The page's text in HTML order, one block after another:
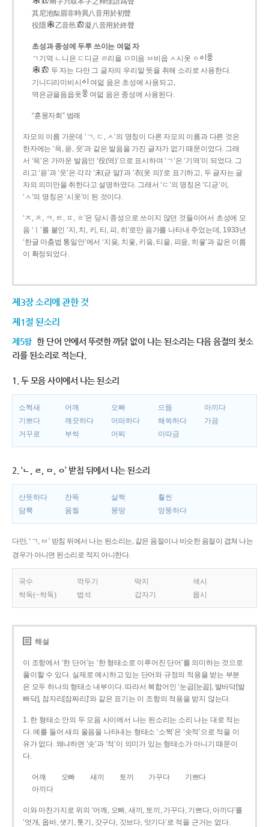
其尼池梨眉非時異八音用於初聲
役隱
乙音邑 凝八音用於終聲
초성과 종성에 두루 쓰이는 여덟 자
ㄱ기역 ㄴ니은 ㄷ디귿 ㄹ리을 ㅁ미음 ㅂ비읍 ㅅ시옷 ㆁ
두 자는 다만 그 글자의 우리말 뜻을 취해 소리로 사용한다.
기니디리미비시
여덟 음은 초성에 사용되고,
역은귿을음읍옷
여덟 음은 종성에 사용된다.
“훈몽자회” 범례
자모의 이름 가운데 ‘ㄱ, ㄷ, ㅅ’의 명칭이 다른 자모의 이름과 다른 것은
한자에는 ‘윽, 읃, 읏’과 같은 발음을 가진 글자가 없기 때문이었다. 그래
서 ‘윽’은 가까운 발음인 ‘役(역)’으로 표시하여 ‘ㄱ’은 ‘기역’이 되었다. 그
리고 ‘읃’과 ‘읏’은 각각 ‘末(귿 말)’과 ‘衣(옷 의)’로 표기하고, 두 글자는 글
자의 의미만을 취한다고 설명하였다. 그래서 ‘ㄷ’의 명칭은 ‘디귿’이,
‘ㅅ’의 명칭은 ‘시옷’이 된 것이다.
‘ㅈ, ㅊ, ㅋ, ㅌ, ㅍ, ㅎ’은 당시 종성으로 쓰이지 않던 것들이어서 초성에 모
음 ‘ㅣ’를 붙인 ‘지, 치, 키, 티, 피, 히’로만 음가를 나타내 주었는데, 1933년
‘한글 마춤법 통일안’에서 ‘지읒, 치읓, 키읔, 티읕, 피읖, 히읗’과 같은 이름
이 확정되었다.
제3장 소리에 관한 것
제1절 된소리
제5항 한 단어 안에서 뚜렷한 까닭 없이 나는 된소리는 다음 음절의 첫소
리를 된소리로 적는다.
1. 두 모음 사이에서 나는 된소리
소쩍새 어깨 오빠 으뜸
아끼다
기쁘다
깨끗하다 어떠하다 해쓱하다
가끔
거꾸로
부썩 어찌 이따금
2. ‘ㄴ, ㄹ, ㅁ, ㅇ’ 받침 뒤에서 나는 된소리
산뜻하다 잔뜩 살짝
훨씬
담뿍
움찔 몽땅 엉뚱하다
다만, ‘ㄱ, ㅂ’ 받침 뒤에서 나는 된소리는, 같은 음절이나 비슷한 음절이 겹쳐 나는
경우가 아니면 된소리로 적지 아니한다.
국수 깍두기 딱지
색시
싹둑(~싹둑)
법석 갑자기 몹시
해설
이 조항에서 ‘한 단어’는 ‘한 형태소로 이루어진 단어’를 의미하는 것으로
풀이할 수 있다. 실제로 예시하고 있는 단어와 규정의 적용을 받는 부분
은 모두 하나의 형태소 내부이다. 따라서 복합어인 ‘눈곱[눈꼽], 발바닥[발
빠닥], 잠자리[잠짜리]’와 같은 표기는 이 조항의 적용을 받지 않는다.
1. 한 형태소 안의 두 모음 사이에서 나는 된소리는 소리 나는 대로 적는
다. 예를 들어 새의 울음을 나타내는 형태소 ‘소쩍’은 ‘솟적’으로 적을 이
유가 없다. 왜냐하면 ‘솟’과 ‘적’이 의미가 있는 형태소가 아니기 때문이
다.
어깨 오빠 새끼 토끼 가꾸다
기쁘다
아끼다
이와 마찬가지로 위의 ‘어깨, 오빠, 새끼, 토끼, 가꾸다, 기쁘다, 아끼다’를
‘엇개, 옵바, 샛기, 톳기, 갓구다, 깃브다, 앗기다’로 적을 근거는 없다.